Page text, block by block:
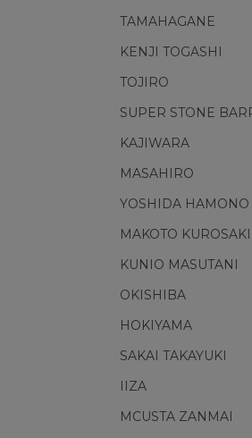
TAMAHAGANE
KENJI TOGASHI
TOJIRO
SUPER STONE
KAJIWARA
MASAHIRO
YOSHIDA HAMONO
MAKOTO KUROSAKI
KUNIO MASUTANI
OKISHIBA
HOKIYAMA
SAKAI TAKAYUKI
IIZA
MCUSTA ZANMAI